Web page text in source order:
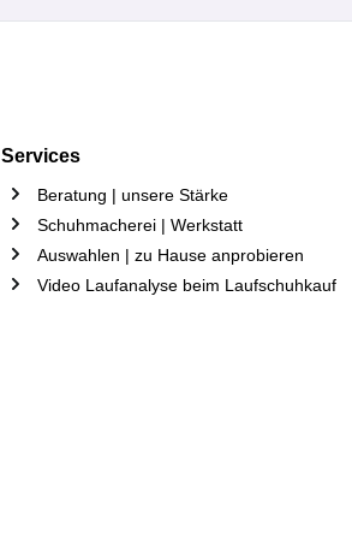
Services
Beratung | unsere Stärke
Schuhmacherei | Werkstatt
Auswahlen | zu Hause anprobieren
Video Laufanalyse beim Laufschuhkauf